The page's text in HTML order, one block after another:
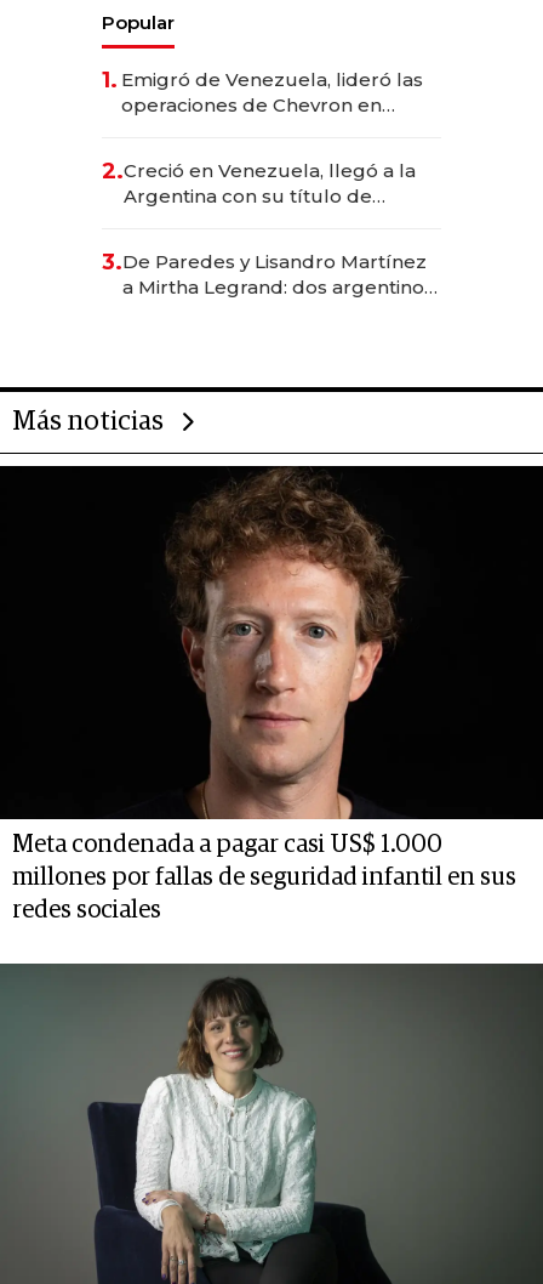
Popular
1. Emigró de Venezuela, lideró las
operaciones de Chevron en
2.Creció en Venezuela, llegó a la
Argentina con su título de
las marcas "fast premium"
3.De Paredes y Lisandro Martínez
a Mirtha Legrand: dos argentinos
Más noticias
Meta condenada a pagar casi US$ 1.000
millones por fallas de seguridad infantil en sus
redes sociales